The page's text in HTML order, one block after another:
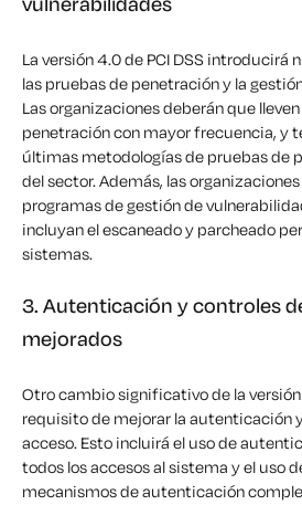
La versión 4.0 de PCI DSS introducirá
las pruebas de penetración y la
Las organizacionesdeberánque
penetración con mayor frecuencia, y
últimas metodologías de pruebas de
del sector. Además, las
programas de gestión de
incluyan el escaneado y parcheado
sistemas.
3. Autenticación y controles
mejorados
Otrocambio significativode la
requisito de mejorar la autenticación
acceso. Esto incluirá el uso de
todos los accesos al sistema y el uso
mecanismos de autenticación